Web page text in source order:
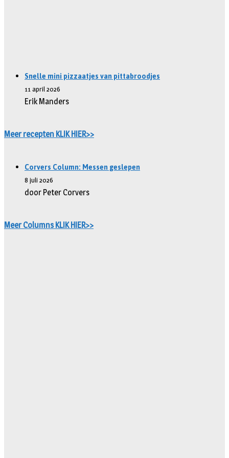
Snelle mini pizzaatjes van pittabroodjes
11 april 2026
Erik Manders
Meer recepten KLIK HIER>>
Corvers Column: Messen geslepen
8 juli 2026
door Peter Corvers
Meer Columns KLIK HIER>>